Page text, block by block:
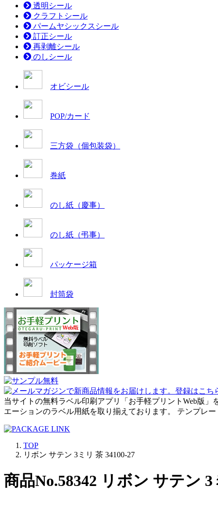
透明シール
クラフトシール
パームヤシックスシール
訂正シール
再剥離シール
のしシール
オビシール
POP/カード
三方袋（個包装袋）
巻紙
のし紙（慶事）
のし紙（弔事）
パッケージ箱
封筒袋
当サイトの無料ラベル印刷アプリ「お手軽プリントWeb版
エーションのラベル用紙を取り揃えております。 テンプレ
TOP
リボン サテン 3ミリ 茶 34100-27
商品No.58342 リボン サテン 3